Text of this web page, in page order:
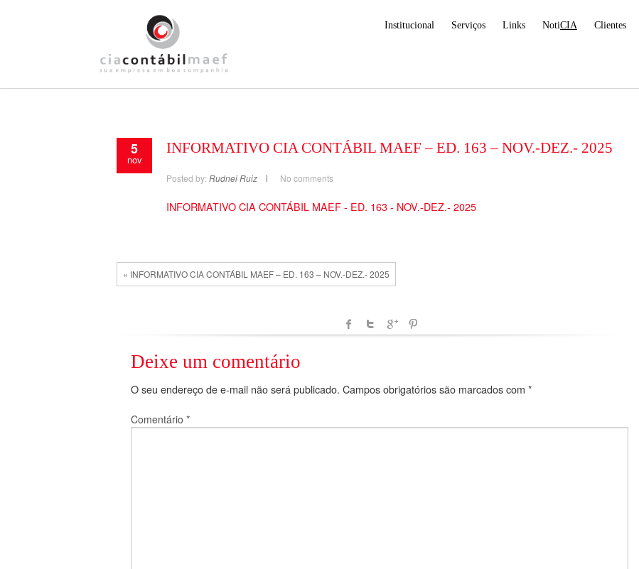
Institucional Serviços Links NotiCIA Clientes
5
nov
INFORMATIVO CIA CONTÁBIL MAEF – ED. 163 – NOV.-DEZ.- 2025
Posted by: Rudnei Ruiz No comments
INFORMATIVO CIA CONTÁBIL MAEF - ED. 163 - NOV.-DEZ.- 2025
« INFORMATIVO CIA CONTÁBIL MAEF – ED. 163 – NOV.-DEZ.- 2025
Deixe um comentário
O seu endereço de e-mail não será publicado. Campos obrigatórios são marcados com *
Comentário *